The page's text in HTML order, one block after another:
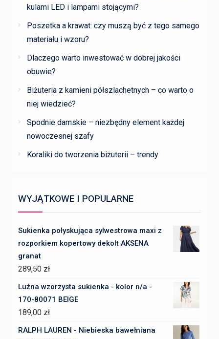
kulami LED i lampami stojącymi?
Poszetka a krawat: czy muszą być z tego samego
materiału i wzoru?
Dlaczego warto inwestować w dobrej jakości
obuwie?
Biżuteria z kamieni półszlachetnych – co warto o
niej wiedzieć?
Spodnie damskie – niezbędny element każdej
nowoczesnej szafy
Koraliki do tworzenia biżuterii – trendy
WYJĄTKOWE I POPULARNE
Sukienka połyskująca sylwestrowa maxi z
rozporkiem kopertowy dekolt AKSENA
granat
289,50 zł
Luźna wzorzysta sukienka - kolor n/a -
170-80071 BEIGE
189,00 zł
RALPH LAUREN - Niebieska bawełniana